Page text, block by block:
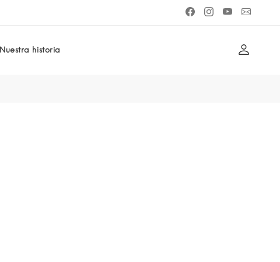
Nuestra historia